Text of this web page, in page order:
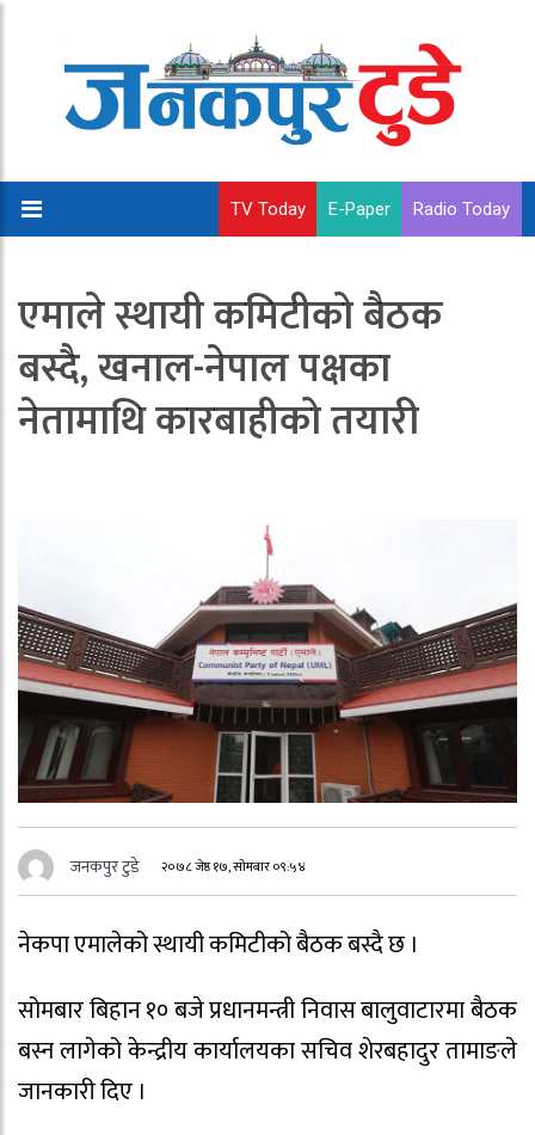
TV Today E-Paper Radio Today
एमाले स्थायी कमिटीको बैठक
बस्दै, खनाल-नेपाल पक्षका
नेतामाथि कारबाहीको तयारी
जनकपुर टुडे २०७८ जेष्ठ १७, सोमबार ०९:५४
नेकपा एमालेको स्थायी कमिटीको बैठक बस्दै छ ।
सोमबार बिहान १० बजे प्रधानमन्त्री निवास बालुवाटारमा बैठक
बस्न लागेको केन्द्रीय कार्यालयका सचिव शेरबहादुर तामाङले
जानकारी दिए ।